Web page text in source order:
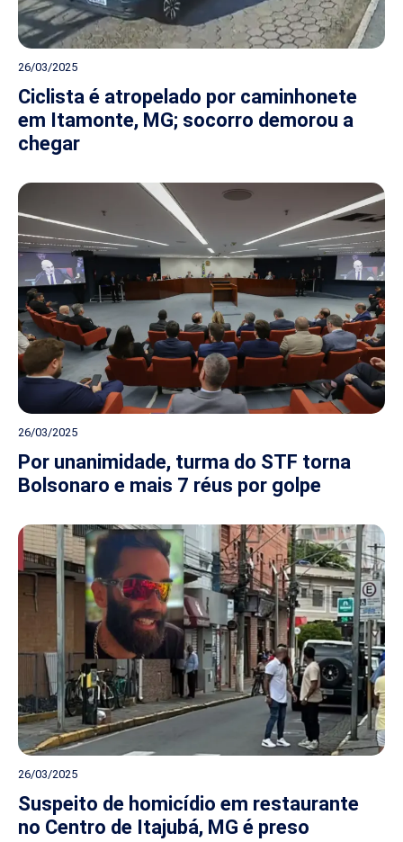
26/03/2025
Ciclista é atropelado por caminhonete
em Itamonte, MG; socorro demorou a
chegar
26/03/2025
Por unanimidade, turma do STF torna
Bolsonaro e mais 7 réus por golpe
26/03/2025
Suspeito de homicídio em restaurante
no Centro de Itajubá, MG é preso